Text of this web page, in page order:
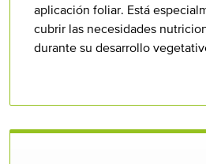
aplicación foliar. Está
cubrir las necesidades
durante su desarrollo